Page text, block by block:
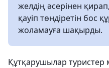
желдің әсерінен
қауіп төндіретін бос
жоламауға шақырды.
Құтқарушылар